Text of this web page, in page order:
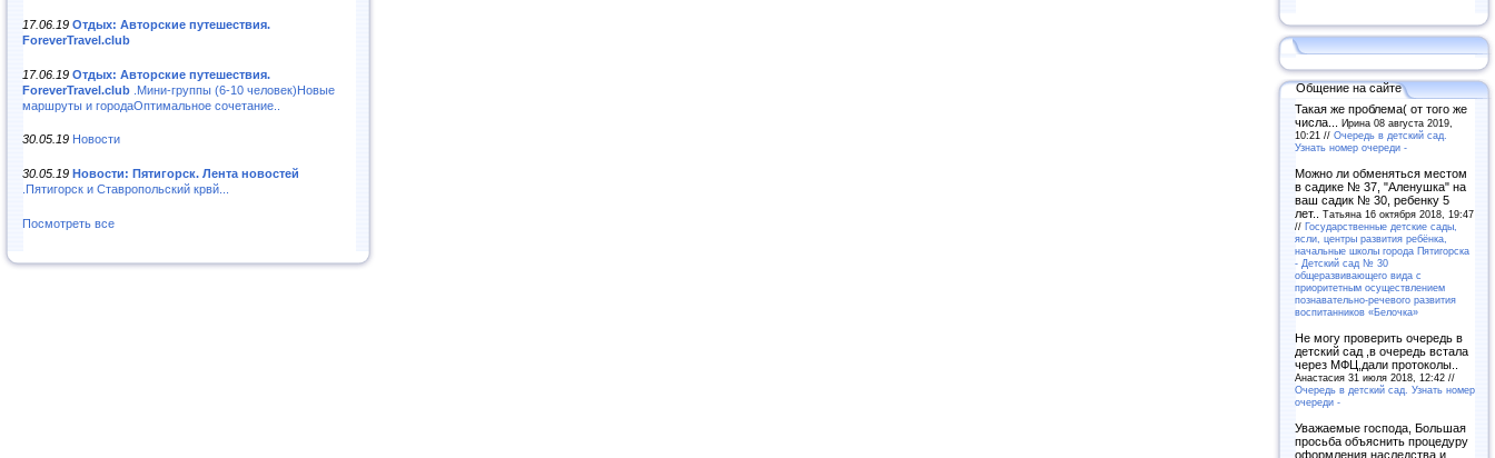
17.06.19 Отдых: Авторские путешествия.
ForeverTravel.club
17.06.19 Отдых: Авторские путешествия.
ForeverTravel.club .Мини-группы (6-10 человек)Новые
маршруты и городаОптимальное сочетание..
30.05.19 Новости
30.05.19 Новости: Пятигорск. Лента новостей
.Пятигорск и Ставропольский крвй...
Посмотреть все
Общение на сайте
Такая же проблема( от того же
числа... Ирина 08 августа 2019,
10:21 // Очередь в детский сад.
Узнать номер очереди -
Можно ли обменяться местом
в садике № 37, "Аленушка" на
ваш садик № 30, ребенку 5
лет.. Татьяна 16 октября 2018, 19:47
// Государственные детские сады,
ясли, центры развития ребёнка,
начальные школы города Пятигорска
- Детский сад № 30
общеразвивающего вида с
приоритетным осуществлением
познавательно-речевого развития
воспитанников «Белочка»
Не могу проверить очередь в
детский сад ,в очередь встала
через МФЦ,дали протоколы..
Анастасия 31 июля 2018, 12:42 //
Очередь в детский сад. Узнать номер
очереди -
Уважаемые господа, Большая
просьба объяснить процедуру
оформления наследства и